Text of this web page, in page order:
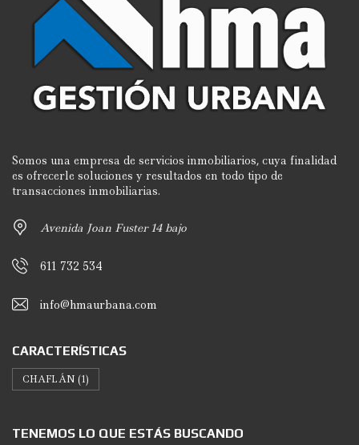
Somos una empresa de servicios inmobiliarios, cuya finalidad
es ofrecerle soluciones y resultados en todo tipo de
transacciones inmobiliarias.
Avenida Joan Fuster 14 bajo
611 732 534
info@hmaurbana.com
CARACTERÍSTICAS
CHAFLÁN (1)
TENEMOS LO QUE ESTÁS BUSCANDO